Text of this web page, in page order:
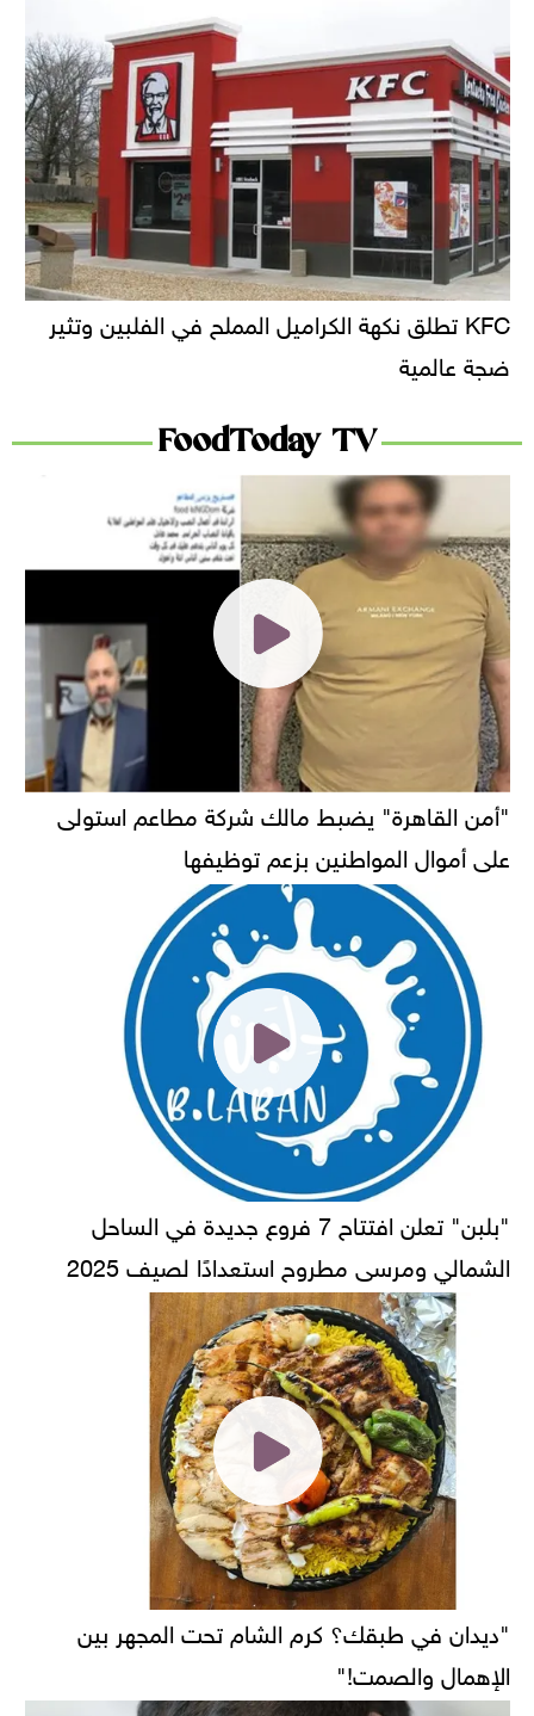
KFC تطلق نكهة الكراميل المملح في الفلبين وتثير
ضجة عالمية
FoodToday TV
"أمن القاهرة" يضبط مالك شركة مطاعم استولى
على أموال المواطنين بزعم توظيفها
"بلبن" تعلن افتتاح 7 فروع جديدة في الساحل
الشمالي ومرسى مطروح استعدادًا لصيف 2025
"ديدان في طبقك؟ كرم الشام تحت المجهر بين
الإهمال والصمت!"